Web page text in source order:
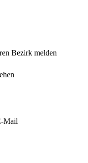
Bezirk melden
Mail